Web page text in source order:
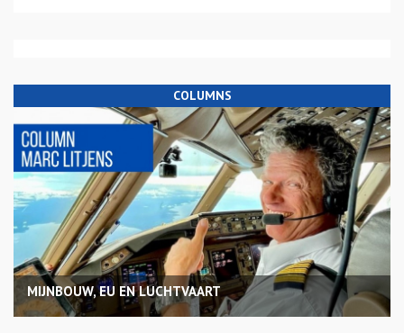
COLUMNS
MIJNBOUW, EU EN LUCHTVAART